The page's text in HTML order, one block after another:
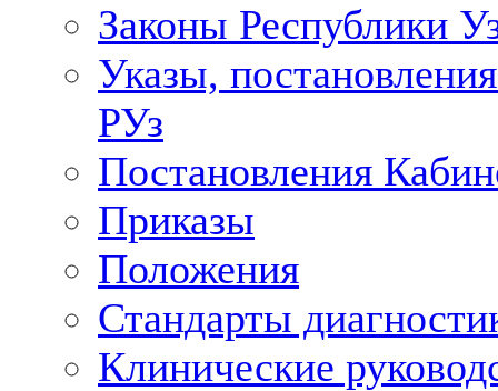
Законы Республики
Указы,
РУз
Постановления
Приказы
Положения
Стандарты
Клинические